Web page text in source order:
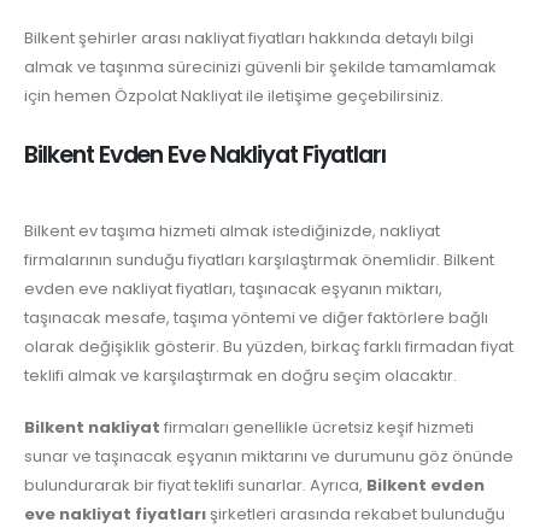
Bilkent şehirler arası nakliyat fiyatları hakkında detaylı bilgi
almak ve taşınma sürecinizi güvenli bir şekilde tamamlamak
için hemen Özpolat Nakliyat ile iletişime geçebilirsiniz.
Bilkent Evden Eve Nakliyat Fiyatları
Bilkent ev taşıma hizmeti almak istediğinizde, nakliyat
firmalarının sunduğu fiyatları karşılaştırmak önemlidir. Bilkent
evden eve nakliyat fiyatları, taşınacak eşyanın miktarı,
taşınacak mesafe, taşıma yöntemi ve diğer faktörlere bağlı
olarak değişiklik gösterir. Bu yüzden, birkaç farklı firmadan fiyat
teklifi almak ve karşılaştırmak en doğru seçim olacaktır.
Bilkent nakliyat firmaları genellikle ücretsiz keşif hizmeti
sunar ve taşınacak eşyanın miktarını ve durumunu göz önünde
bulundurarak bir fiyat teklifi sunarlar. Ayrıca, Bilkent evden
eve nakliyat fiyatlarışirketleri arasında rekabet bulunduğu